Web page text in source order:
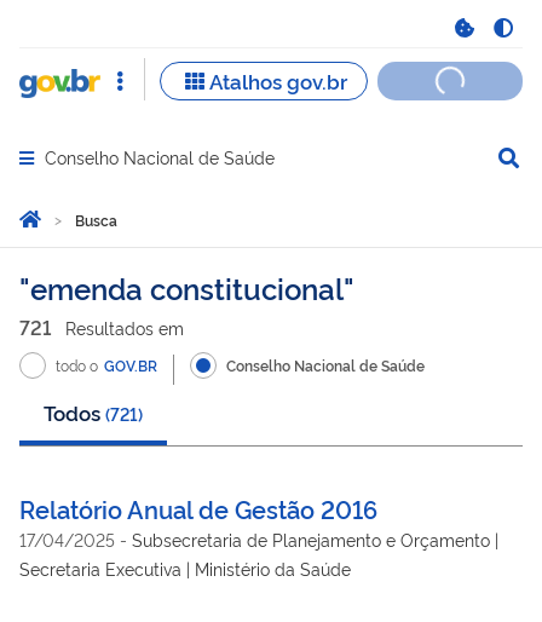
Abrir menu principal de navegação
Conselho Nacional de Saúde
Você está aqui:
Página Inicial
Busca
Busca
emenda constitucional
721 Resultados em
todo o GOV.BR Conselho Nacional de Saúde
Todos (721)
Relatório Anual de Gestão 2016
17/04/2025 - Subsecretaria de Planejamento e Orçamento |
Secretaria Executiva | Ministério da Saúde